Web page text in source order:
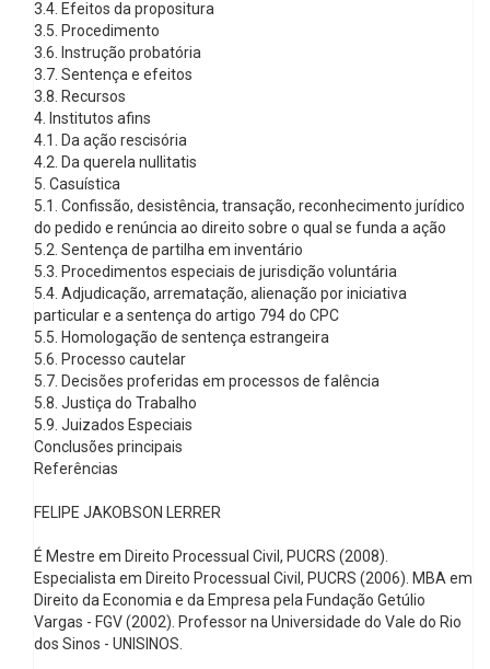
3.4. Efeitos da propositura
3.5. Procedimento
3.6. Instrução probatória
3.7. Sentença e efeitos
3.8. Recursos
4. Institutos afins
4.1. Da ação rescisória
4.2. Da querela nullitatis
5. Casuística
5.1. Confissão, desistência, transação, reconhecimento jurídico
do pedido e renúncia ao direito sobre o qual se funda a ação
5.2. Sentença de partilha em inventário
5.3. Procedimentos especiais de jurisdição voluntária
5.4. Adjudicação, arrematação, alienação por iniciativa
particular e a sentença do artigo 794 do CPC
5.5. Homologação de sentença estrangeira
5.6. Processo cautelar
5.7. Decisões proferidas em processos de falência
5.8. Justiça do Trabalho
5.9. Juizados Especiais
Conclusões principais
Referências
FELIPE JAKOBSON LERRER
É Mestre em Direito Processual Civil, PUCRS (2008).
Especialista em Direito Processual Civil, PUCRS (2006). MBA em
Direito da Economia e da Empresa pela Fundação Getúlio
Vargas - FGV (2002). Professor na Universidade do Vale do Rio
dos Sinos - UNISINOS.